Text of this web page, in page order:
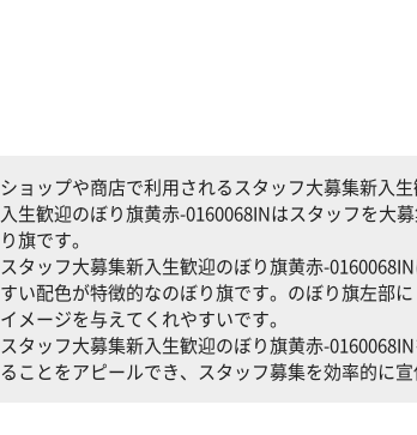
ショップや商店で利用されるスタッフ大募集新入
入生歓迎のぼり旗黄赤-0160068INはスタッフを大
り旗です。
スタッフ大募集新入生歓迎のぼり旗黄赤-
すい配色が特徴的なのぼり旗です。のぼり旗左部
イメージを与えてくれやすいです。
スタッフ大募集新入生歓迎のぼり旗黄赤-
ることをアピールでき、スタッフ募集を効率的に宣